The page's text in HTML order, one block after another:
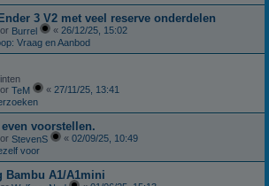
3 V2 met veel reserve onderdelen
Burrel « 26/12/25, 15:02
Vraag en Aanbod
TeM « 27/11/25, 13:41
voorstellen.
StevenS « 02/09/25, 10:49
voor
Bambu A1/A1mini